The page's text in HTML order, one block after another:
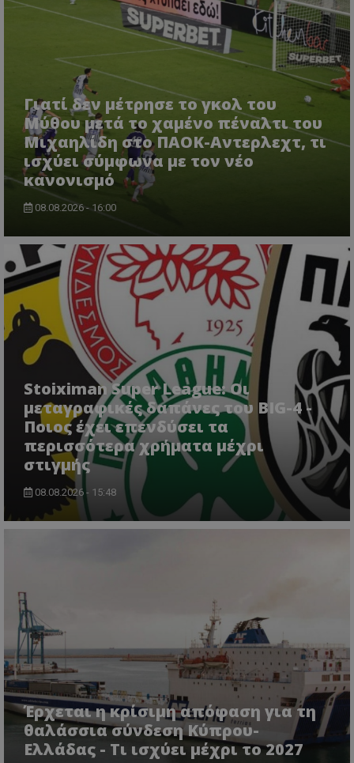
Γιατί δεν μέτρησε το γκολ του
Μύθου μετά το χαμένο πέναλτι του
Μιχαηλίδη στο ΠΑΟΚ-Αντερλεχτ, τι
ισχύει σύμφωνα με τον νέο
κανονισμό
08.08.2026 - 16:00
Stoiximan Super League: Οι
μεταγραφικές δαπάνες του BIG-4 -
Ποιος έχει επενδύσει τα
περισσότερα χρήματα μέχρι
στιγμής
08.08.2026 - 15:48
Έρχεται η κρίσιμη απόφαση για τη
θαλάσσια σύνδεση Κύπρου-
Ελλάδας - Τι ισχύει μέχρι το 2027